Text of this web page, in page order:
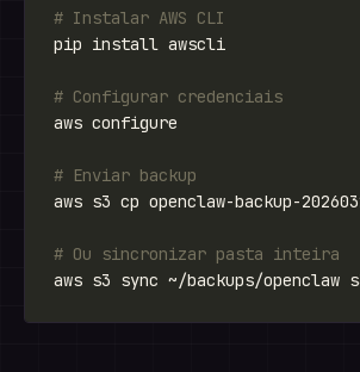
# Instalar AWS CLI
# Configurar credenciais
# Enviar backup
# Ou sincronizar pasta inteira